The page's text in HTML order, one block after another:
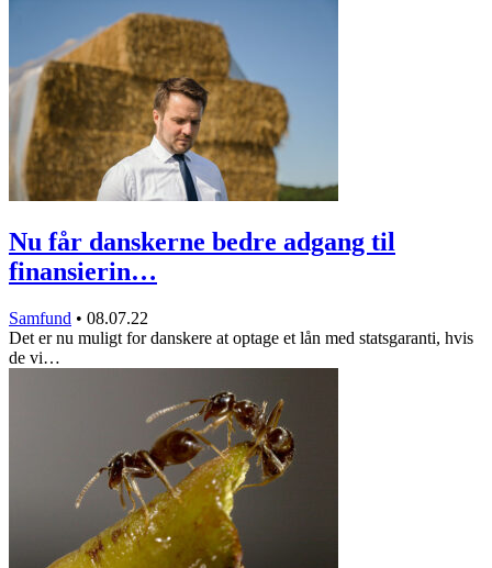
Nu får danskerne bedre adgang til
finansierin…
Samfund • 08.07.22
Det er nu muligt for danskere at optage et lån med statsgaranti, hvis
de vi…